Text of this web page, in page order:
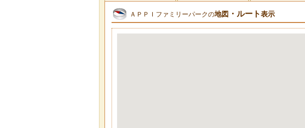
ＡＰＰＩファミリーパークの地図 ・ルート表示